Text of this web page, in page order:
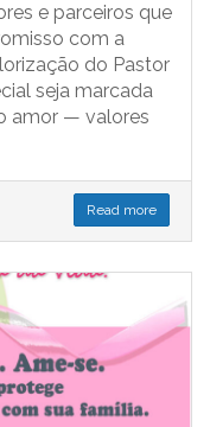
e parceiros que
com a
do Pastor
seja marcada
amor — valores
Read more